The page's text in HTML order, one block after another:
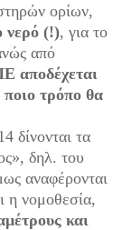
ορίων,
νερό (!), για το
από
αποδέχεται
τρόπο θα
δίνονται τα
δηλ. του
αναφέρονται
η νομοθεσία,
και